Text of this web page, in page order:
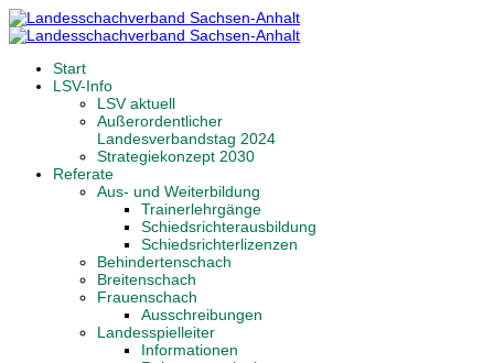
Start
LSV-Info
LSV aktuell
Außerordentlicher
Landesverbandstag 2024
Strategiekonzept 2030
Referate
Aus- und Weiterbildung
Trainerlehrgänge
Schiedsrichterausbildung
Schiedsrichterlizenzen
Behindertenschach
Breitenschach
Frauenschach
Ausschreibungen
Landesspielleiter
Informationen